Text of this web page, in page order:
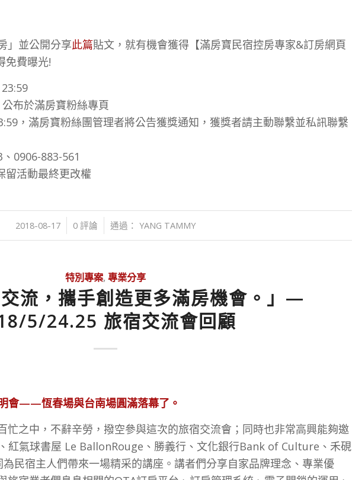
」並公開分享此篇貼文，就有機會獲得【滿房寶民宿控房專家&訂房網頁
免費曝光!
布於滿房寶粉絲專頁
，滿房寶粉絲團管理者將公告獲獎通知，獲獎者請主動聯繫並私訊聯繫
0906-883-561
留活動最終更改權
2018-08-17
/ 0 評論 通過： YANG TAMMY
特別專案, 專業分享
交流，攜手創造更多滿房機會。」—
5/24.25 旅宿交流會回顧
會——恆春場與台南場圓滿落幕了。
忙之中，不辭辛勞，撥空參與這次的旅宿交流會；同時也非常高興能夠邀
紅氣球書屋 Le BallonRouge、勝義行、文化銀行Bank of Culture、禾硯
民宿主人們帶來一場精采的講座。講者們分享自家品牌理念、專業優